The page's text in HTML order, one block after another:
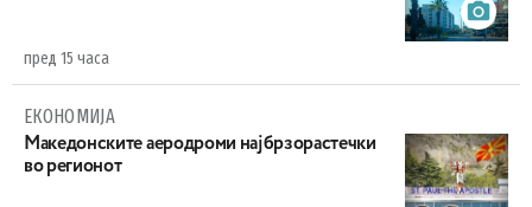
пред 15 часа
ЕКОНОМИЈА
Maкедонските аеродроми најбрзорастечки
во регионот